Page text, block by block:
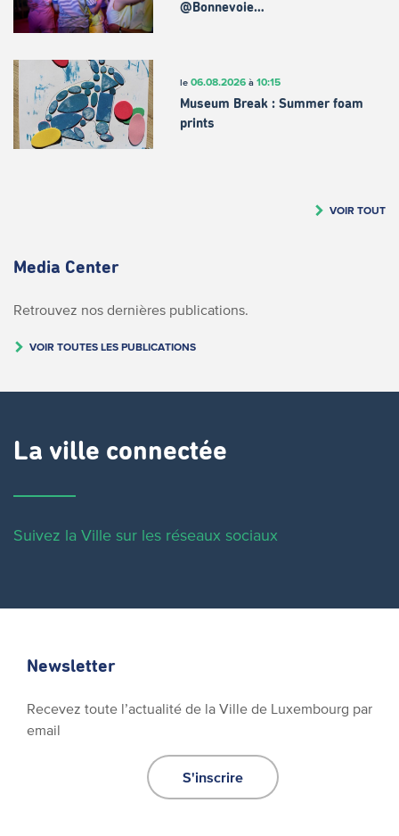
@Bonnevoie…
le 06.08.2026à 10:15
Museum Break : Summer foam
prints
VOIR TOUT
Media Center
Retrouvez nos dernières publications.
VOIR TOUTES LES PUBLICATIONS
La ville connectée
Suivez la Ville sur les réseaux sociaux
Newsletter
Recevez toute l’actualité de la Ville de Luxembourg par
email
S'inscrire